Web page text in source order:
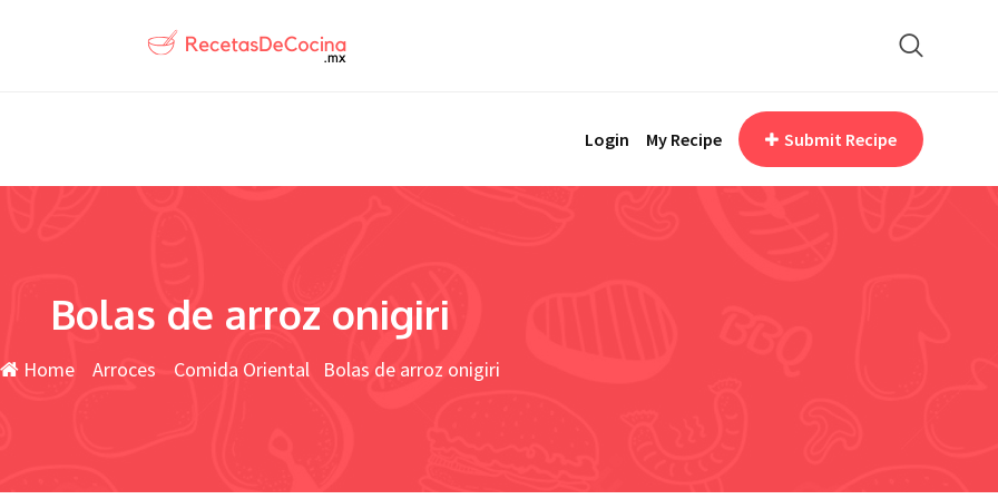
Login My Recipe Submit Recipe
Bolas de arroz onigiri
Home Arroces Comida Oriental Bolas de arroz onigiri